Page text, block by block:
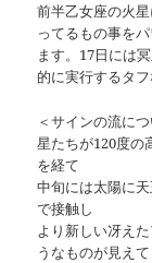
前半乙女座の火
ってるもの事を
ます。17日には
的に実行するタフ
＜サインの流に
星たちが120度の
を経て
中旬には太陽に
で接触し
より新しい冴え
うなものが見えて